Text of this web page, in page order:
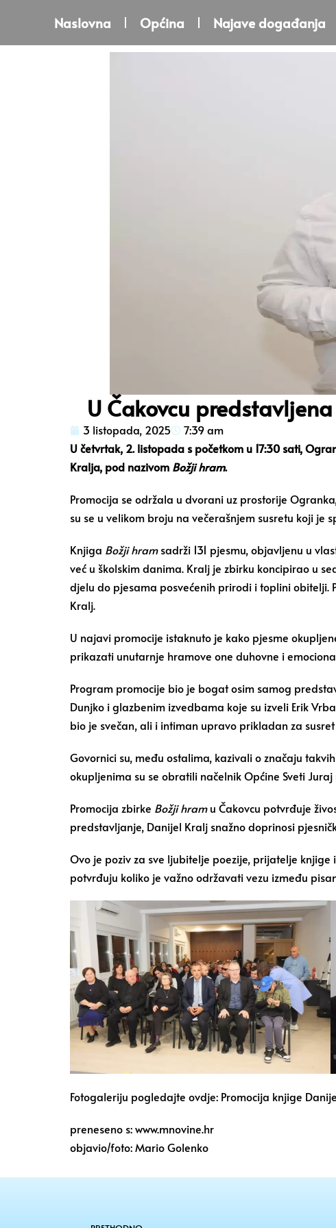
Naslovna Općina Najave događanja
U Čakovcu
3 listopada, 2025
7:39 am
U četvrtak, 2. listopada s početkom u 17:30 sati,
Kralja, pod nazivom Božji hram.
Promocija se održala u dvorani uz prostorije
su se u velikom broju na večerašnjem susretu koji je
Knjiga Božji hramsadrži 131 pjesmu, objavljenu u
već u školskim danima. Kralj je zbirku koncipirao u
djelu do pjesama posvećenih prirodi i toplini obitelji.
Kralj.
U najavi promocije istaknuto je kako pjesme
prikazati unutarnje hramove one duhovne i
Program promocije bio je bogat osim samog
Dunjko i glazbenim izvedbama koje su izveli Erik
bio je svečan, ali i intiman upravo prikladan za
Govornici su, među ostalima, kazivali o značaju
okupljenima su se obratili načelnik Općine Sveti
Promocija zbirke Božji hramu Čakovcu potvrđuje
predstavljanje, Danijel Kralj snažno doprinosi
Ovo je poziv za sve ljubitelje poezije, prijatelje
potvrđuju koliko je važno održavati vezu između
Fotogaleriju pogledajte ovdje: Promocija knjige
preneseno s: www.mnovine.hr
objavio/foto: Mario Golenko